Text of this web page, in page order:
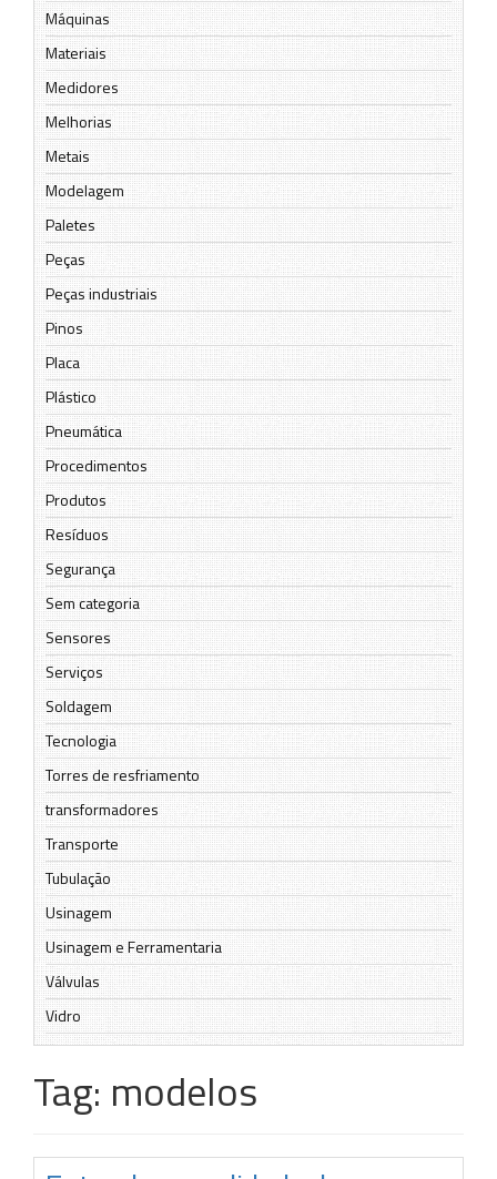
Máquinas
Materiais
Medidores
Melhorias
Metais
Modelagem
Paletes
Peças
Peças industriais
Pinos
Placa
Plástico
Pneumática
Procedimentos
Produtos
Resíduos
Segurança
Sem categoria
Sensores
Serviços
Soldagem
Tecnologia
Torres de resfriamento
transformadores
Transporte
Tubulação
Usinagem
Usinagem e Ferramentaria
Válvulas
Vidro
Tag: modelos